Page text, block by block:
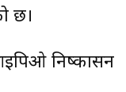
छ।
निष्कासन